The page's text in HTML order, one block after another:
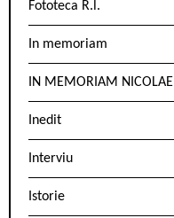
Fototeca R.l.
In memoriam
IN MEMORIAM
Inedit
Interviu
Istorie